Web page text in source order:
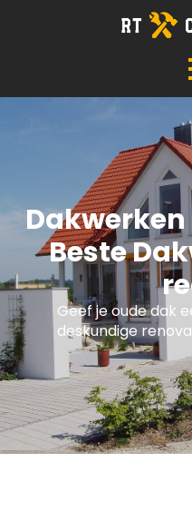
Dakwerken
Beste
Geef je oude dak
deskundige